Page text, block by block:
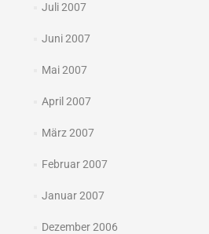
Juli 2007
Juni 2007
Mai 2007
April 2007
März 2007
Februar 2007
Januar 2007
Dezember 2006